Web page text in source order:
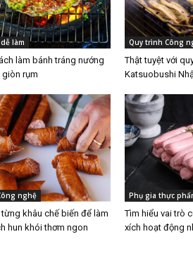
làm
làm bánh tráng nướng
rụm
Quy trình Công
Thật tuyệt với
Katsuobushi
nghệ
khâu chế biến để làm
hun khói thơm ngon
Phụ gia thực
Tìm hiểu vai trò
xích hoạt động